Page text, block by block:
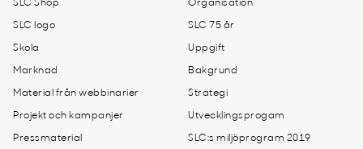
SLC Shop
SLC logo
Skola
Marknad
Material från webbinarier
Projekt och kampanjer
Pressmaterial
Organisation
SLC 75 år
Uppgift
Bakgrund
Strategi
Utvecklingsprogam
SLC:s miljöprogram 2019